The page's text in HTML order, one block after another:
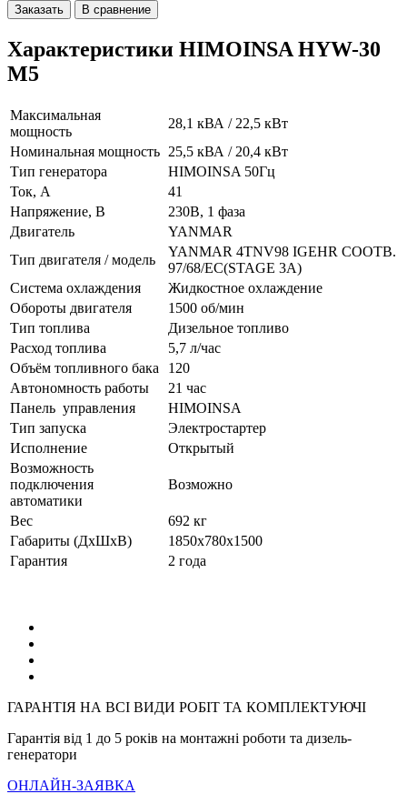
Заказать В сравнение
Характеристики HIMOINSA HYW-30
M5
Максимальная
мощность
28,1 кВА / 22,5 кВт
Номинальная мощность 25,5 кВА / 20,4 кВт
Тип генератора
HIMOINSA 50Гц
Ток, А
41
Напряжение, В
230В, 1 фаза
Двигатель
YANMAR
Тип двигателя / модель
YANMAR 4TNV98 IGEHR СООТВ.
97/68/EC(STAGE 3A)
Система охлаждения
Жидкостное охлаждение
Обороты двигателя
1500 об/мин
Тип топлива
Дизельное топливо
Расход топлива
5,7 л/час
Объём топливного бака
120
Автономность работы
21 час
Панель управления
HIMOINSA
Тип запуска
Электростартер
Исполнение
Открытый
Возможность
подключения
автоматики
Возможно
Вес
692 кг
Габариты (ДхШхВ)
1850x780x1500
Гарантия
2 года
ГАРАНТІЯ НА ВСІ ВИДИ РОБІТ ТА КОМПЛЕКТУЮЧІ
Гарантія від 1 до 5 років на монтажні роботи та дизель-
генератори
ОНЛАЙН-ЗАЯВКА